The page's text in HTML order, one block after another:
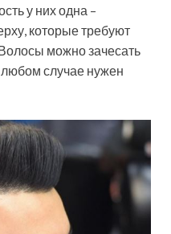
у них одна –
которые требуют
можно зачесать
любом случае нужен